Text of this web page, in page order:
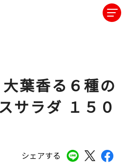
シェアする
葉香る６種の
サラダ １５０